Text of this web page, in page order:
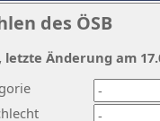
des ÖSB
letzte Änderung am